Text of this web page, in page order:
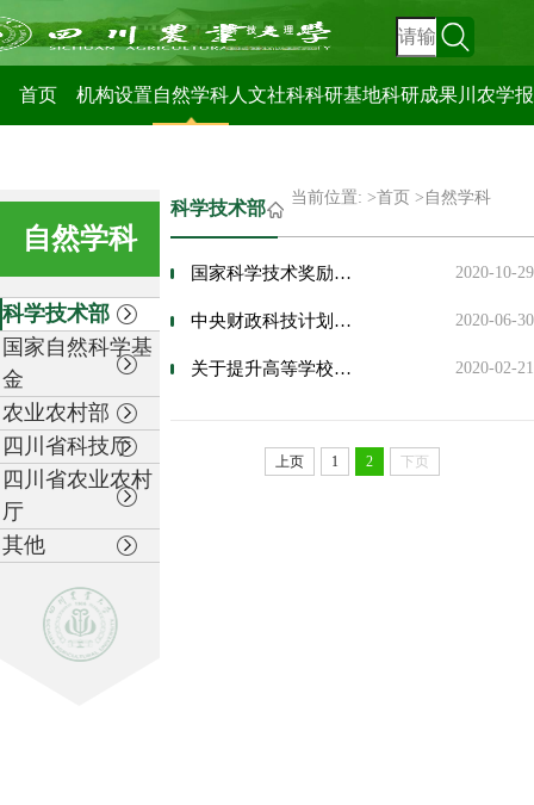
科技管理处
首页 机构设置自然学科人文社科科研基地科研成果川农学报
自然学科
科学技术部
国家自然科学基
金
农业农村部
四川省科技厅
四川省农业农村
厅
其他
科学技术部
当前位置: >首页 > 自然学科
2020-10-29
国家科学技术奖励条例
2020-06-30
中央财政科技计划项目（课题）结题审计指引
2020-02-21
关于提升高等学校专利质量促进转化运用的若干意见
上页 1 2 下页